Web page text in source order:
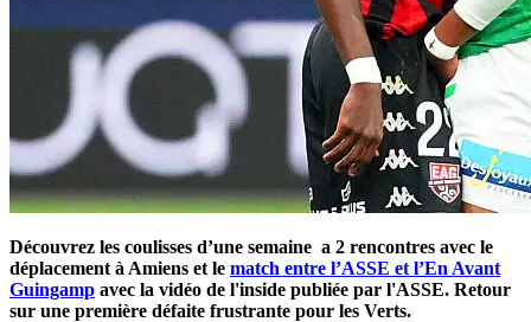
Découvrez les coulisses d’une semaine a 2 rencontres avec le
déplacement à Amiens et le match entre l’ASSE et l’En Avant
Guingamp avec la vidéo de l'inside publiée par l'ASSE. Retour
sur une première défaite frustrante pour les Verts.